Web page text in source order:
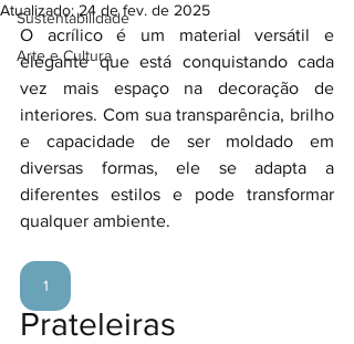
Sustentabilidade
Arte e Cultura
Atualizado:24 de fev. de 2025
O acrílico é um material versátil e
elegante que está conquistando cada
vez mais espaço na decoração de
interiores. Com sua transparência, brilho
e capacidade de ser moldado em
diversas formas, ele se adapta a
diferentes estilos e pode transformar
qualquer ambiente.
1
Prateleiras